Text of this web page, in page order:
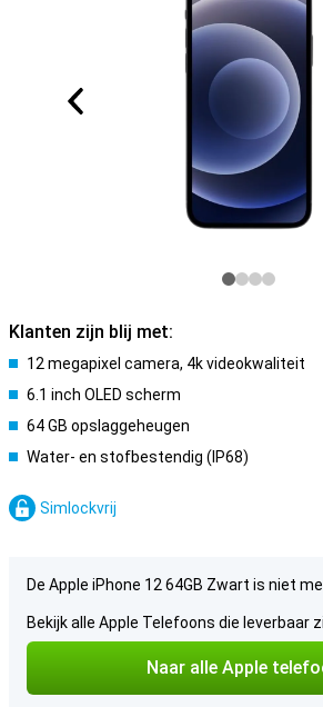
Klanten zijn blij met:
12 megapixel camera, 4k videokwaliteit
6.1 inch OLED scherm
64 GB opslaggeheugen
Water- en stofbestendig (IP68)
Simlockvrij
De Apple iPhone 12 64GB Zwart is niet
Bekijk alle Apple Telefoons die leverbaar
Naar alle Apple